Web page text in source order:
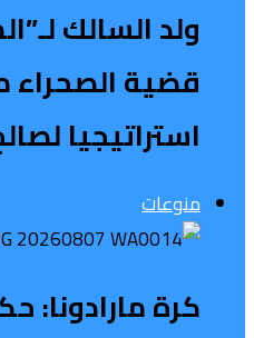
ولد السالك
قضية
استراتيجيا
منوعات
كرة مارادونا: